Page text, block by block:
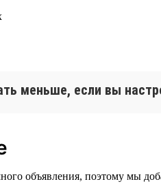
меньше, если вы
объявления, поэтому мы